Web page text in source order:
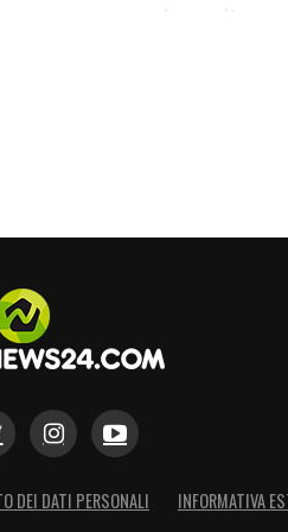
sempre al meglio.
campionato».
DEI DATI PERSONALI INFORMATIVA